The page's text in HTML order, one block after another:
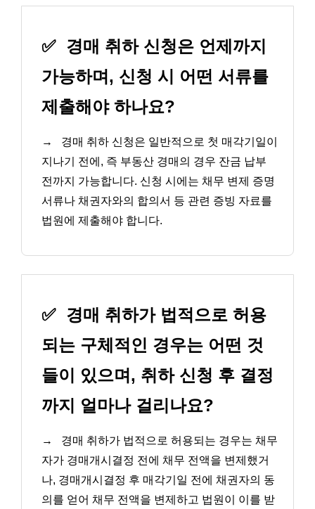
✅ 경매 취하 신청은 언제까지
가능하며, 신청 시 어떤 서류를
제출해야 하나요?
→
경매 취하 신청은 일반적으로 첫 매각기일이
지나기 전에, 즉 부동산 경매의 경우 잔금 납부
전까지 가능합니다. 신청 시에는 채무 변제 증명
서류나 채권자와의 합의서 등 관련 증빙 자료를
법원에 제출해야 합니다.
✅ 경매 취하가 법적으로 허용
되는 구체적인 경우는 어떤 것
들이 있으며, 취하 신청 후 결정
까지 얼마나 걸리나요?
→
경매 취하가 법적으로 허용되는 경우는 채무
자가 경매개시결정 전에 채무 전액을 변제했거
나, 경매개시결정 후 매각기일 전에 채권자의 동
의를 얻어 채무 전액을 변제하고 법원이 이를 받